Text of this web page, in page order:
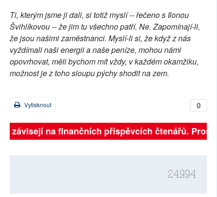
Ti, kterým jsme ji dali, si totiž myslí -- řečeno s Ilonou
Švihlíkovou -- že jim tu všechno patří. Ne. Zapomínají-li,
že jsou našimi zaměstnanci. Myslí-li si, že když z nás
vyždímali naši energii a naše peníze, mohou námi
opovrhovat, měli bychom mít vždy, v každém okamžiku,
možnost je z toho sloupu pýchy shodit na zem.
0
Vytisknout
závisejí na finančních příspěvcích čtenářů.
24994